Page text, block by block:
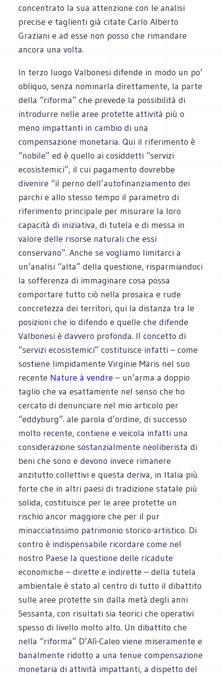
concentrato la sua attenzione con le analisi
precise e taglienti già citate Carlo Alberto
Graziani e ad esse non posso che rimandare
ancora una volta.
In terzo luogo Valbonesi difende in modo un po’
obliquo, senza nominarla direttamente, la parte
della “riforma” che prevede la possibilità di
introdurre nelle aree protette attività più o
meno impattanti in cambio di una
compensazione monetaria. Qui il riferimento è
“nobile” ed è quello ai cosiddetti “servizi
ecosistemici”, il cui pagamento dovrebbe
divenire “il perno dell’autofinanziamento dei
parchi e allo stesso tempo il parametro di
riferimento principale per misurare la loro
capacità di iniziativa, di tutela e di messa in
valore delle risorse naturali che essi
conservano”. Anche se vogliamo limitarci a
un’analisi “alta” della questione, risparmiandoci
la sofferenza di immaginare cosa possa
comportare tutto ciò nella prosaica e rude
concretezza dei territori, qui la distanza tra le
posizioni che io difendo e quelle che difende
Valbonesi è davvero profonda. Il concetto di
“servizi ecosistemici” costituisce infatti – come
sostiene limpidamente Virginie Maris nel suo
recente Nature à vendre – un’arma a doppio
taglio che va esattamente nel senso che ho
cercato di denunciare nel mio articolo per
“eddyburg”. ale parola d’ordine, di successo
molto recente, contiene e veicola infatti una
considerazione sostanzialmente neoliberista di
beni che sono e devono invece rimanere
anzitutto collettivi e questa deriva, in Italia più
forte che in altri paesi di tradizione statale più
solida, costituisce per le aree protette un
rischio ancor maggiore che per il pur
minacciatissimo patrimonio storico-artistico. Di
contro è indispensabile ricordare come nel
nostro Paese la questione delle ricadute
economiche – dirette e indirette – della tutela
ambientale è stato al centro di tutto il dibattito
sulle aree protette sin dalla metà degli anni
Sessanta, con risultati sia teorici che operativi
spesso di livello molto alto. Un dibattito che
nella “riforma” D’Alì-Caleo viene miseramente e
banalmente ridotto a una tenue compensazione
monetaria di attività impattanti, a dispetto del